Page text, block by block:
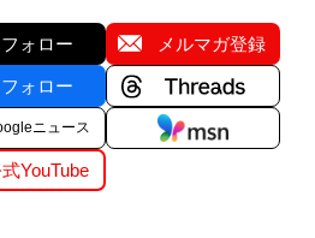
フォロー メルマガ登録
フォロー
ニュース
YouTube